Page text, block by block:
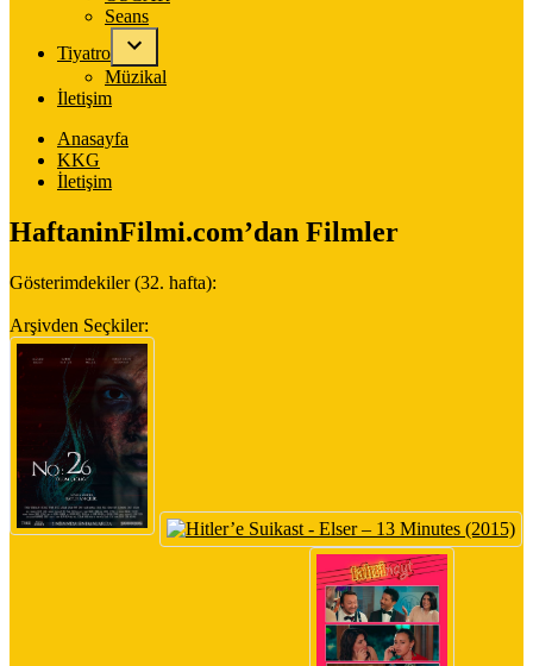
Seans
Tiyatro
Müzikal
İletişim
Anasayfa
KKG
İletişim
HaftaninFilmi.com’dan Filmler
Gösterimdekiler (32. hafta):
Arşivden Seçkiler: